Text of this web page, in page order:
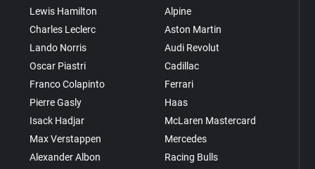
Lewis Hamilton
Charles Leclerc
Lando Norris
Oscar Piastri
Franco Colapinto
Pierre Gasly
Isack Hadjar
Max Verstappen
Alexander Albon
Alpine
Aston Martin
Audi Revolut
Cadillac
Ferrari
Haas
McLaren Mastercard
Mercedes
Racing Bulls